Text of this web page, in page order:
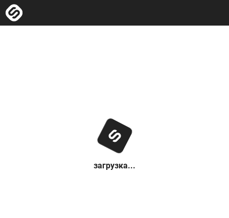
загрузка...